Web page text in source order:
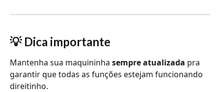
💡 Dica importante
Mantenha sua maquininha sempre atualizada pra
garantir que todas as funções estejam funcionando
direitinho.